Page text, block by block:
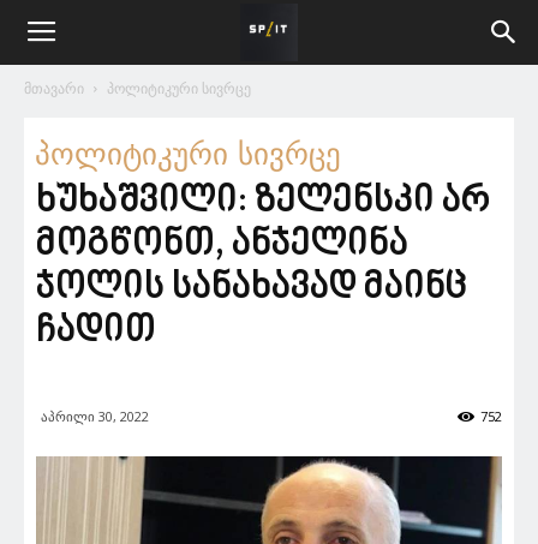
მთავარი პოლიტიკური სივრცე
პოლიტიკური სივრცე
ხუხაშვილი: ზელენსკი არ
მოგწონთ, ანჯელინა
ჯოლის სანახავად მაინც
ჩადით
აპრილი 30, 2022 752